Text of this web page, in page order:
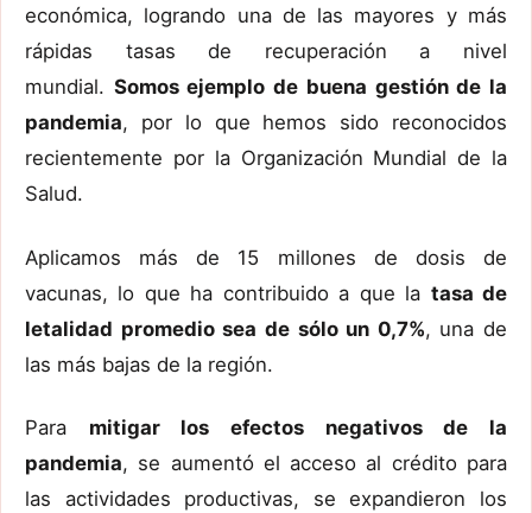
económica, logrando una de las mayores y más
rápidas tasas de recuperación a nivel
mundial. Somos ejemplo de buena gestión de la
pandemia, por lo que hemos sido reconocidos
recientemente por la Organización Mundial de la
Salud.
Aplicamos más de 15 millones de dosis de
vacunas, lo que ha contribuido a que la tasa de
letalidad promedio sea de sólo un 0,7%, una de
las más bajas de la región.
Para mitigar los efectos negativos de la
pandemia, se aumentó el acceso al crédito para
las actividades productivas, se expandieron los